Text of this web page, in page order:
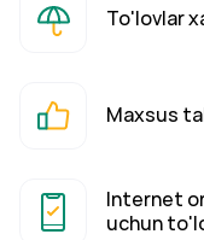
To'lovlar
Maxsus
Internet
uchun